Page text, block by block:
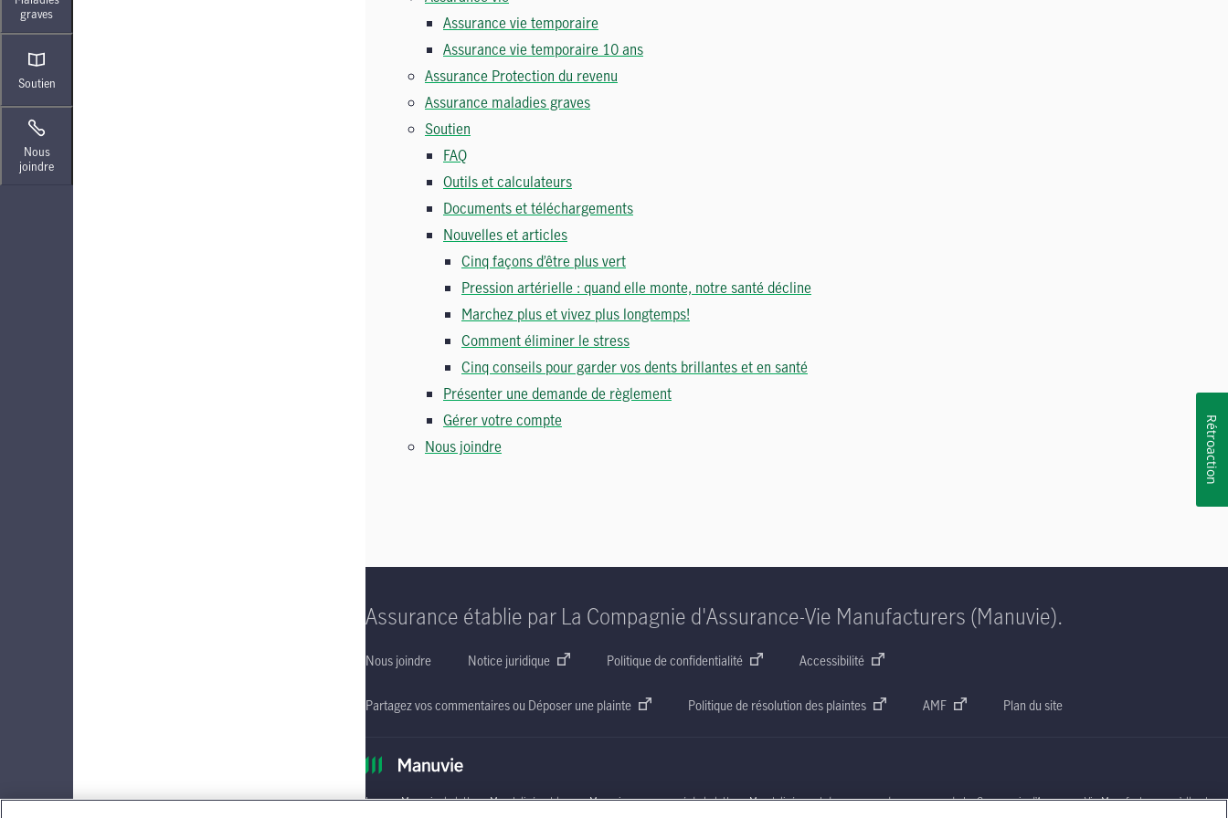
graves
Soutien
Nous
joindre
Assurance vie temporaire
Assurance vie temporaire 10 ans
Assurance Protection du revenu
Assurance maladies graves
Soutien
FAQ
Outils et calculateurs
Documents et téléchargements
Nouvelles et articles
Cinq façons d’être plus vert
Pression artérielle : quand elle monte, notre santé décline
Marchez plus et vivez plus longtemps!
Comment éliminer le stress
Cinq conseils pour garder vos dents brillantes et en santé
Présenter une demande de règlement
Gérer votre compte
Nous joindre
Assurance établie par La Compagnie d'Assurance-Vie Manufacturers (Manuvie).
Nous joindre Notice juridique Politique de confidentialité Accessibilité
Partagez vos commentaires ou Déposer une plainte Politique de résolution des plaintes AMF Plan du site
Le nom Manuvie, la lettre« M »stylisée et le nom Manuvie accompagné de la lettre« M »stylisée sont des marques de commerce de La Compagnie d’Assurance-Vie Manufacturers qu’elle et ses
Rétroaction